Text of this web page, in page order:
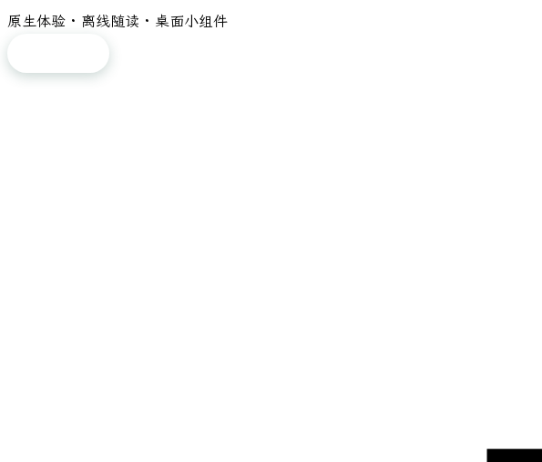
原生体验 · 离线随读 · 桌面小组件